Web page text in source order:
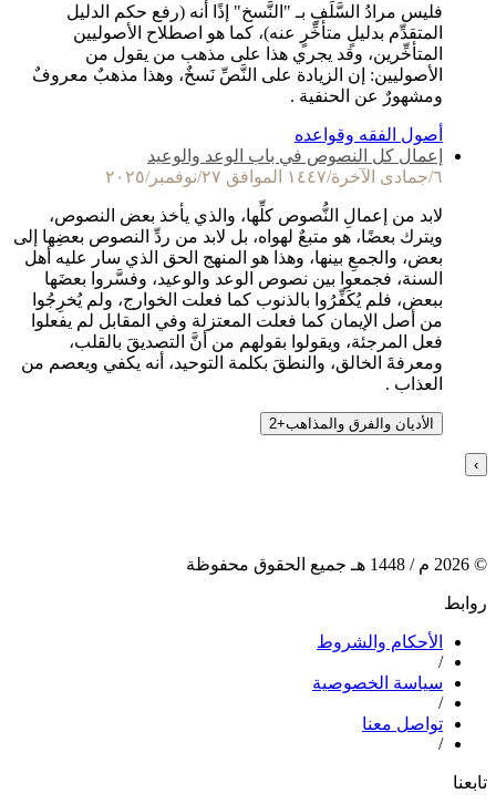
فليس مرادُ السَّلَفِ بـ "النَّسخ" إذًا أنه (رفع حكم الدليل
المتقدِّم بدليلٍ متأخِّرٍ عنه)، كما هو اصطلاح الأصوليين
المتأخِّرين، وقد يجري هذا على مذهب من يقول من
الأصوليين: إن الزيادة على النَّصِّ نَسخٌ، وهذا مذهبٌ معروفٌ
ومشهورٌ عن الحنفية .
أصول الفقه وقواعده
إعمال كل النصوص في باب الوعد والوعيد
٦/جمادى الآخرة/١٤٤٧ الموافق ٢٧/نوفمبر/٢٠٢٥
لابد من إعمالِ النُّصوص كلِّها، والذي يأخذ بعض النصوص،
ويترك بعضًا، هو متبعٌ لهواه، بل لابد من ردِّ النصوص بعضِها إلى
بعض، والجمعِ بينها، وهذا هو المنهج الحق الذي سار عليه أهل
السنة، فجمعوا بين نصوص الوعد والوعيد، وفسَّروا بعضَها
ببعض، فلم يُكَفِّرُوا بالذنوب كما فعلت الخوارج، ولم يُخرِجُوا
من أصل الإيمان كما فعلت المعتزلة وفي المقابل لم يفعلوا
فعل المرجئة، ويقولوا بقولهم من أنَّ التصديقَ بالقلب،
ومعرفةَ الخالق، والنطقَ بكلمة التوحيد، أنه يكفي ويعصم من
العذاب .
الأديان والفرق والمذاهب+
2
›
©
2026 م / 1448 هـ جميع الحقوق محفوظة
روابط
الأحكام والشروط
/
سياسة الخصوصية
/
تواصل معنا
/
تابعنا